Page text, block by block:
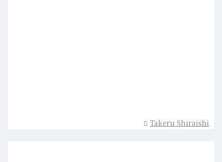
Takeru Shiraishi